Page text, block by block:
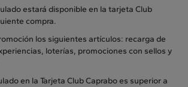
estará disponible en la tarjeta Club
compra.
los siguientes artículos: recarga de
loterías, promociones con sellos y
en la Tarjeta Club Caprabo es superior a